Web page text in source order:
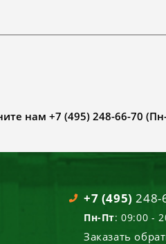
нам +7 (495) 248-66-70
+7 (495) 248-
Пн-Пт: 09:00 -
Заказать